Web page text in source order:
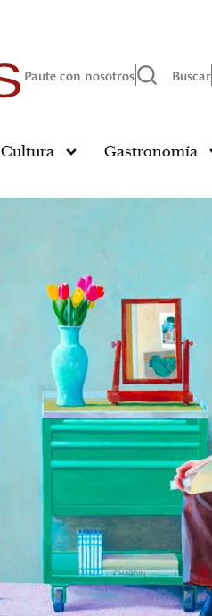
Paute con nosotros Buscar
Cultura Gastronomía